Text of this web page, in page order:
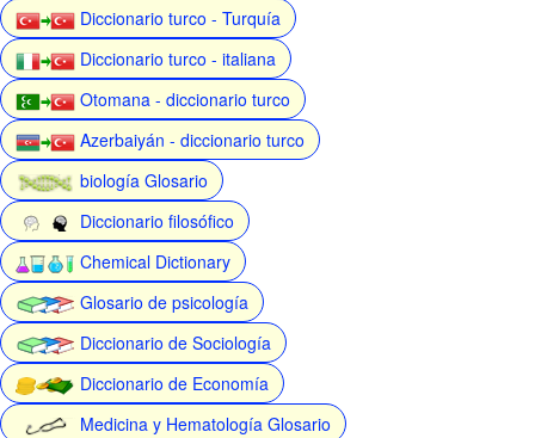
Diccionario turco - Turquía
Diccionario turco - italiana
Otomana - diccionario turco
Azerbaiyán - diccionario turco
biología Glosario
Diccionario filosófico
Chemical Dictionary
Glosario de psicología
Diccionario de Sociología
Diccionario de Economía
Medicina y Hematología Glosario